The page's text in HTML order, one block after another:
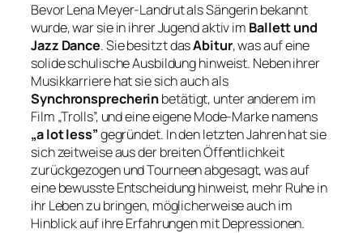
Bevor Lena Meyer-Landrut als Sängerin bekannt
wurde, war sie in ihrer Jugend aktiv im Ballett und
Jazz Dance. Sie besitzt dasAbitur, was auf eine
solide schulische Ausbildung hinweist. Neben ihrer
Musikkarriere hat sie sich auch als
Synchronsprecherinbetätigt, unter anderem im
Film „Trolls”, und eine eigene Mode-Marke namens
„a lot less”gegründet. In den letzten Jahren hat sie
sich zeitweise aus der breiten Öffentlichkeit
zurückgezogen und Tourneen abgesagt, was auf
eine bewusste Entscheidung hinweist, mehr Ruhe in
ihr Leben zu bringen, möglicherweise auch im
Hinblick auf ihre Erfahrungen mit Depressionen.